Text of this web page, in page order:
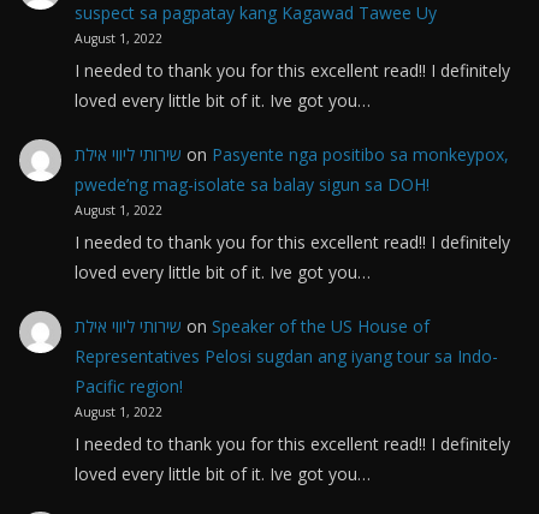
suspect sa pagpatay kang Kagawad Tawee Uy
August 1, 2022
I needed to thank you for this excellent read!! I definitely
loved every little bit of it. Ive got you…
שירותי ליווי אילת on Pasyente nga positibo sa monkeypox,
pwede’ng mag-isolate sa balay sigun sa DOH!
August 1, 2022
I needed to thank you for this excellent read!! I definitely
loved every little bit of it. Ive got you…
שירותי ליווי אילת on Speaker of the US House of
Representatives Pelosi sugdan ang iyang tour sa Indo-
Pacific region!
August 1, 2022
I needed to thank you for this excellent read!! I definitely
loved every little bit of it. Ive got you…